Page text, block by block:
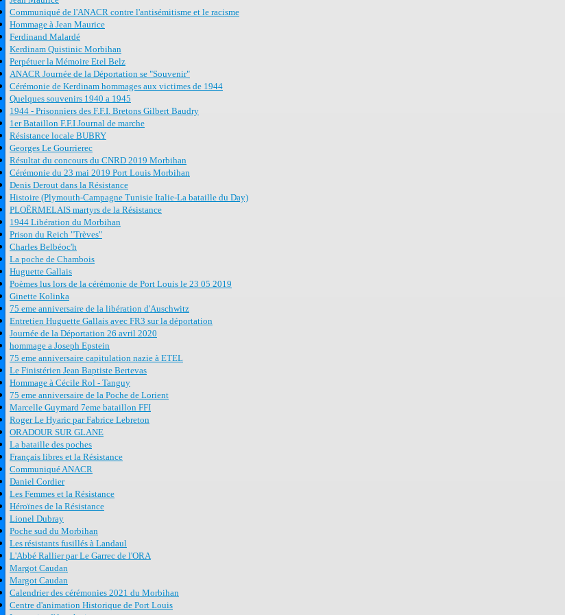
Communiqué de l'ANACR contre l'antisémitisme et le racisme
Hommage à Jean Maurice
Ferdinand Malardé
Kerdinam Quistinic Morbihan
Perpétuer la Mémoire Etel Belz
ANACR Journée de la Déportation se "Souvenir"
Cérémonie de Kerdinam hommages aux victimes de 1944
Quelques souvenirs 1940 a 1945
1944 - Prisonniers des F.F.I. Bretons Gilbert Baudry
1er Bataillon F.F.I Journal de marche
Résistance locale BUBRY
Georges Le Gourrierec
Résultat du concours du CNRD 2019 Morbihan
Cérémonie du 23 mai 2019 Port Louis Morbihan
Denis Derout dans la Résistance
Histoire (Plymouth-Campagne Tunisie Italie-La bataille du Day)
PLOËRMELAIS martyrs de la Résistance
1944 Libération du Morbihan
Prison du Reich "Trèves"
Charles Belbéoc'h
La poche de Chambois
Huguette Gallais
Poèmes lus lors de la cérémonie de Port Louis le 23 05 2019
Ginette Kolinka
75 eme anniversaire de la libération d'Auschwitz
Entretien Huguette Gallais avec FR3 sur la déportation
Journée de la Déportation 26 avril 2020
hommage a Joseph Epstein
75 eme anniversaire capitulation nazie à ETEL
Le Finistérien Jean Baptiste Bertevas
Hommage à Cécile Rol - Tanguy
75 eme anniversaire de la Poche de Lorient
Marcelle Guymard 7eme bataillon FFI
Roger Le Hyaric par Fabrice Lebreton
ORADOUR SUR GLANE
La bataille des poches
Français libres et la Résistance
Communiqué ANACR
Daniel Cordier
Les Femmes et la Résistance
Héroïnes de la Résistance
Lionel Dubray
Poche sud du Morbihan
Les résistants fusillés à Landaul
L'Abbé Rallier par Le Garrec de l'ORA
Margot Caudan
Margot Caudan
Calendrier des cérémonies 2021 du Morbihan
Centre d'animation Historique de Port Louis